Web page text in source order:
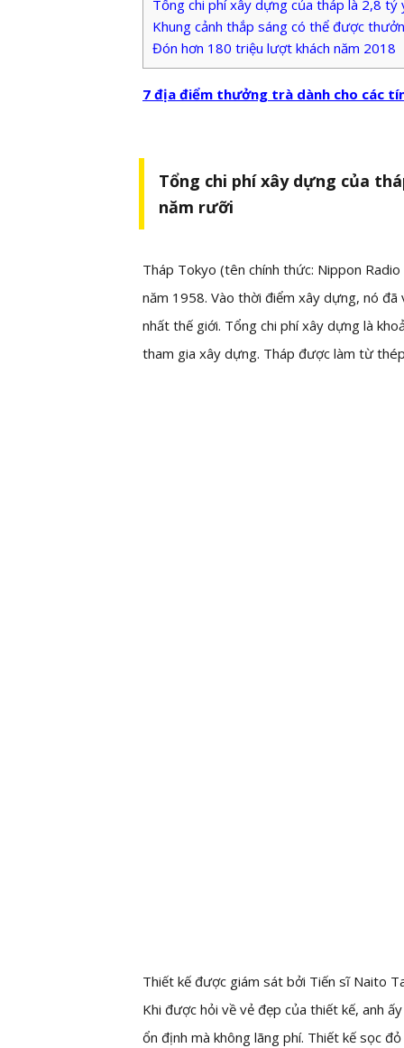
Tổng chi phí xây dựng của tháp là 2,8
Khung cảnh thắp sáng có thể được
Đón hơn 180 triệu lượt khách năm 2018
7 địa điểm thưởng trà dành cho các
Tổng chi phí xây dựng của
năm rưỡi
Tháp Tokyo (tên chính thức: Nippon
năm 1958. Vào thời điểm xây dựng, nó
nhất thế giới. Tổng chi phí xây dựng là
tham gia xây dựng. Tháp được làm từ
Thiết kế được giám sát bởi Tiến sĩ Naito
Khi được hỏi về vẻ đẹp của thiết kế, anh
ổn định mà không lãng phí. Thiết kế sọc